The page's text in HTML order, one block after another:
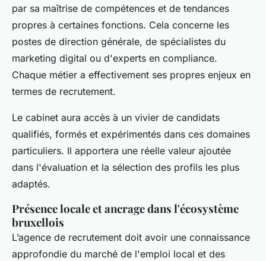
par sa maîtrise de compétences et de tendances
propres à certaines fonctions. Cela concerne les
postes de direction générale, de spécialistes du
marketing digital ou d'experts en compliance.
Chaque métier a effectivement ses propres enjeux en
termes de recrutement.
Le cabinet aura accès à un vivier de candidats
qualifiés, formés et expérimentés dans ces domaines
particuliers. Il apportera une réelle valeur ajoutée
dans l'évaluation et la sélection des profils les plus
adaptés.
Présence locale et ancrage dans l'écosystème
bruxellois
L’agence de recrutement doit avoir une connaissance
approfondie du marché de l'emploi local et des